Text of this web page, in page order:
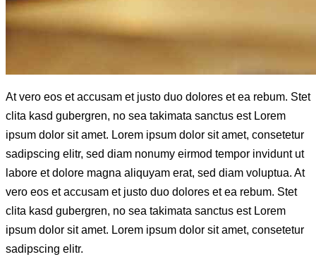
At vero eos et accusam et justo duo dolores et ea rebum. Stet
clita kasd gubergren, no sea takimata sanctus est Lorem
ipsum dolor sit amet. Lorem ipsum dolor sit amet, consetetur
sadipscing elitr, sed diam nonumy eirmod tempor invidunt ut
labore et dolore magna aliquyam erat, sed diam voluptua. At
vero eos et accusam et justo duo dolores et ea rebum. Stet
clita kasd gubergren, no sea takimata sanctus est Lorem
ipsum dolor sit amet. Lorem ipsum dolor sit amet, consetetur
sadipscing elitr.